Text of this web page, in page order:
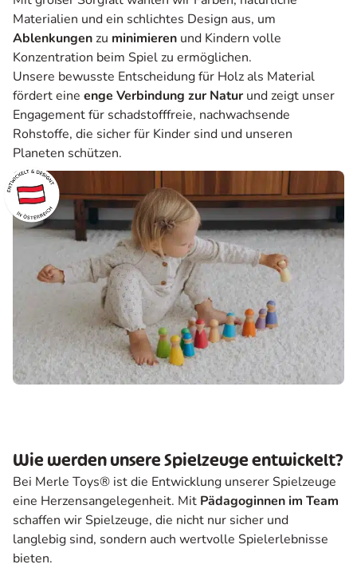
Materialien und ein schlichtes Design aus, um
Ablenkungenzu minimieren und Kindern volle
Konzentration beim Spiel zu ermöglichen.
Unsere bewusste Entscheidung für Holz als Material
fördert eine enge Verbindung zur Natur und zeigt unser
Engagement für schadstofffreie, nachwachsende
Rohstoffe, die sicher für Kinder sind und unseren
Planeten schützen.
Wie werden unsere Spielzeuge entwickelt?
Bei Merle Toys® ist die Entwicklung unserer Spielzeuge
eine Herzensangelegenheit. Mit Pädagoginnen im Team
schaffen wir Spielzeuge, die nicht nur sicher und
langlebig sind, sondern auch wertvolle Spielerlebnisse
bieten.